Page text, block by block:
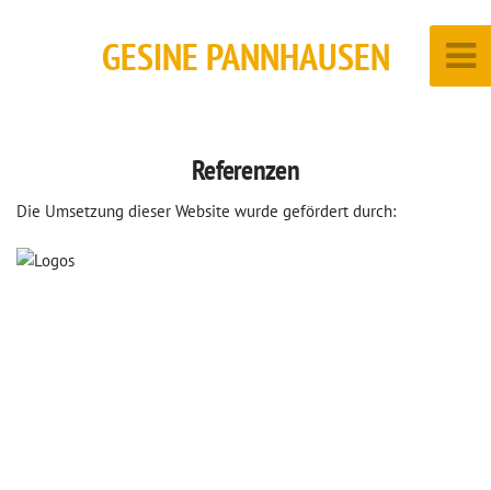
GESINE PANNHAUSEN
Referenzen
Die Umsetzung dieser Website wurde gefördert durch: